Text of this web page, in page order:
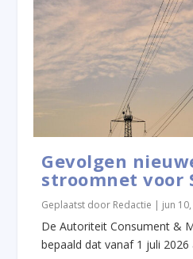
Gevolgen
stroomnet voor
Geplaatst door Redactie | jun
De Autoriteit Consument &
bepaald dat vanaf 1 juli 2026